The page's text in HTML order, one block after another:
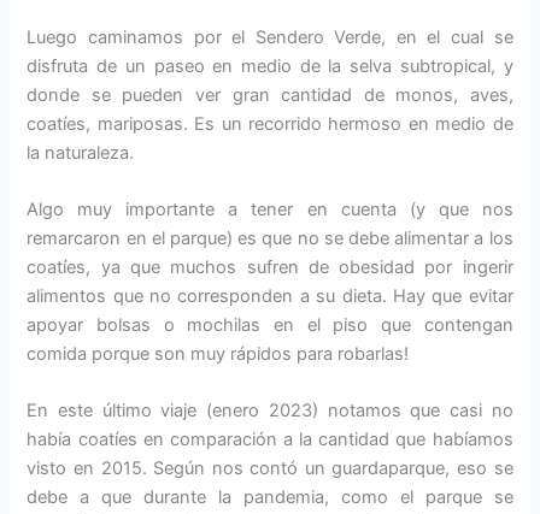
Luego caminamos por el Sendero Verde, en el cual se
disfruta de un paseo en medio de la selva subtropical, y
donde se pueden ver gran cantidad de monos, aves,
coatíes, mariposas. Es un recorrido hermoso en medio de
la naturaleza.
Algo muy importante a tener en cuenta (y que nos
remarcaron en el parque) es que no se debe alimentar a los
coatíes, ya que muchos sufren de obesidad por ingerir
alimentos que no corresponden a su dieta. Hay que evitar
apoyar bolsas o mochilas en el piso que contengan
comida porque son muy rápidos para robarlas!
En este último viaje (enero 2023) notamos que casi no
había coatíes en comparación a la cantidad que habíamos
visto en 2015. Según nos contó un guardaparque, eso se
debe a que durante la pandemia, como el parque se